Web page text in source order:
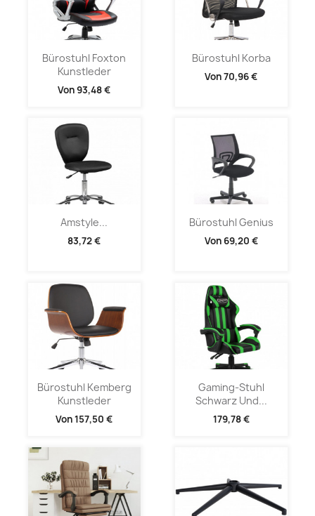
Bürostuhl Foxton
Kunstleder
Von93,48 €
Bürostuhl Korba
Von70,96 €
Amstyle...
83,72 €
Bürostuhl Genius
Von 69,20 €
Bürostuhl Kemberg
Kunstleder
Von157,50 €
Gaming-Stuhl
Schwarz Und...
179,78 €